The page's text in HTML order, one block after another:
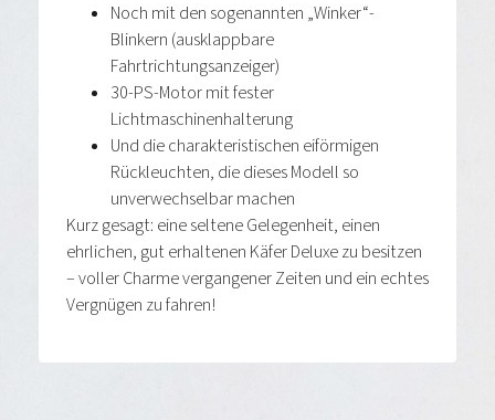
Noch mit den sogenannten „Winker“-
Blinkern (ausklappbare
Fahrtrichtungsanzeiger)
30-PS-Motor mit fester
Lichtmaschinenhalterung
Und die charakteristischen eiförmigen
Rückleuchten, die dieses Modell so
unverwechselbar machen
Kurz gesagt: eine seltene Gelegenheit, einen
ehrlichen, gut erhaltenen Käfer Deluxe zu besitzen
– voller Charme vergangener Zeiten und ein echtes
Vergnügen zu fahren!